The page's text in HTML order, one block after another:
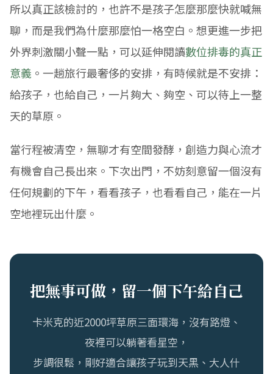
所以真正該檢討的，也許不是孩子怎麼那麼快就喊無
聊，而是我們為什麼那麼怕一格空白。想更進一步把
外界刺激關小聲一點，可以延伸閱讀數位排毒的真正
意義 。一趟旅行最奢侈的安排，有時候就是不安排：
給孩子，也給自己，一片夠大、夠空、可以待上一整
天的草原。
當行程被清空，無聊才有空間發酵，創造力與心流才
有機會自己長出來。下次出門，不妨刻意留一個沒有
任何規劃的下午，看看孩子，也看看自己，能在一片
空地裡玩出什麼。
把無事可做，留一個下午給自己
卡米克的近2000坪草原三面環海，沒有路燈、
夜裡可以躺著看星空，
步調很鬆，剛好適合讓孩子玩到天黑、大人什